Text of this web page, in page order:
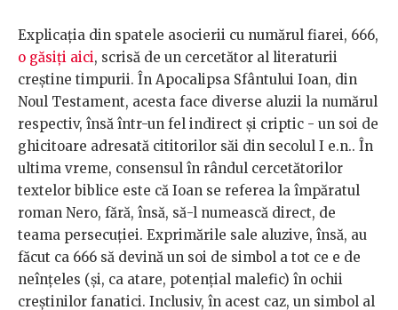
Explicația din spatele asocierii cu numărul fiarei, 666,
o găsiți aici, scrisă de un cercetător al literaturii
creștine timpurii. În Apocalipsa Sfântului Ioan, din
Noul Testament, acesta face diverse aluzii la numărul
respectiv, însă într-un fel indirect și criptic - un soi de
ghicitoare adresată cititorilor săi din secolul I e.n.. În
ultima vreme, consensul în rândul cercetătorilor
textelor biblice este că Ioan se referea la împăratul
roman Nero, fără, însă, să-l numească direct, de
teama persecuției. Exprimările sale aluzive, însă, au
făcut ca 666 să devină un soi de simbol a tot ce e de
neînțeles (și, ca atare, potențial malefic) în ochii
creștinilor fanatici. Inclusiv, în acest caz, un simbol al